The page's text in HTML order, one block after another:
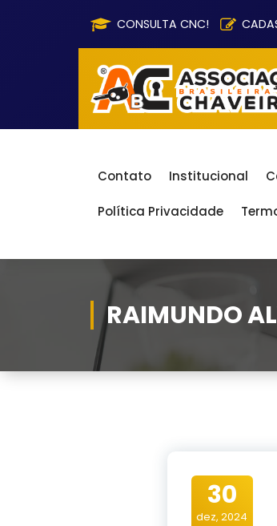
CONSULTA CNC!
Contato Institucional
Política Privacidade
RAIMUNDO
30
dez, 2024